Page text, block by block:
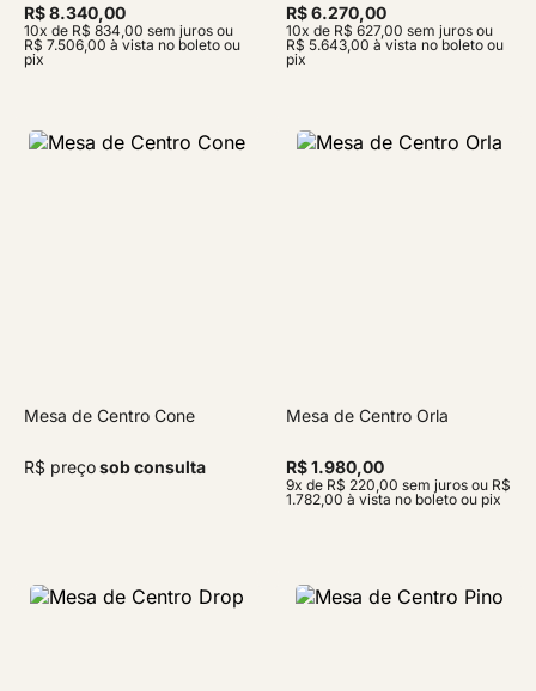
R$ 8.340,00
10x de R$ 834,00 sem juros ou
R$ 7.506,00 à vista no boleto ou
pix
R$ 6.270,00
10x de R$ 627,00 sem juros ou
R$ 5.643,00 à vista no boleto ou
pix
Mesa de Centro Cone
R$ preçosob consulta
Mesa de Centro Orla
R$ 1.980,00
9x de R$ 220,00 sem juros ou R$
1.782,00 à vista no boleto ou pix